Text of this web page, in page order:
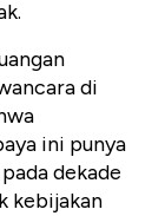
di
ini punya
dekade
kebijakan